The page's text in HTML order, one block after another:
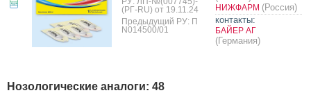
(РГ-RU) от 19.11.24
Предыдущий РУ: П
N014500/01
НИЖФАРМ (Россия)
контакты:
БАЙЕР АГ
(Германия)
Нозологические аналоги: 48